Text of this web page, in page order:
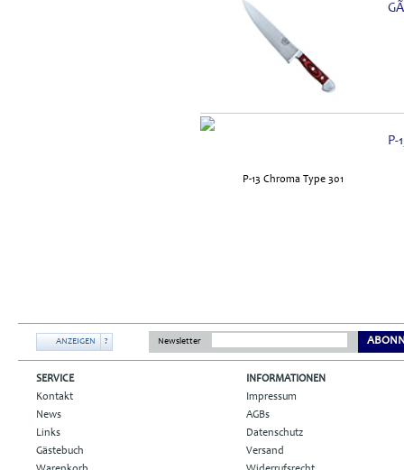
P-
ANZEIGEN ? Newsletter
SERVICE
Kontakt
News
Links
Gästebuch
INFORMATIONEN
Impressum
AGBs
Datenschutz
Versand